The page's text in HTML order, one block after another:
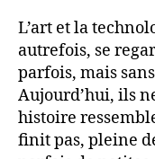
L’art et la
autrefois, se
parfois, mais
Aujourd’hui, ils
histoire
finit pas, pleine